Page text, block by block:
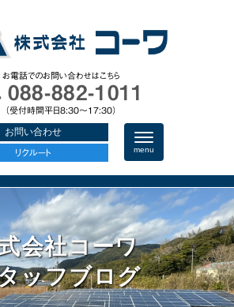
お電話でのお問い合わせはこちら
088-882-1011
（受付時間平日8:30〜17:30）
お問い合わせ
リクルート
N
a
v
i
g
t
i
o
n
menu
会社コーワ
ッフブログ